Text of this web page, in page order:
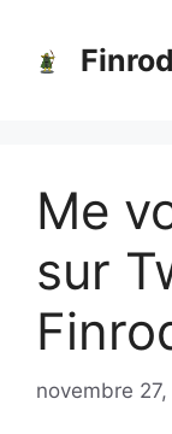
contenu
Me
sur
novembre